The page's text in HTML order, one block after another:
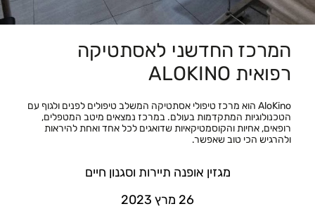
המרכז החדשני לאסתטיקה
רפואית ALOKINO
AloKino הוא מרכז טיפולי אסתטיקה המשלב טיפולים לפנים ולגוף עם
הטכנולוגיות המתקדמות בעולם. במרכז נמצאים מיטב המטפלים,
רופאים, אחיות והקוסמטיקאיות שדואגים לכל אחד ואחת להיראות
ולהרגיש הכי טוב שאפשר.
מגזין אופנה תיירות וסגנון חיים
26 מרץ 2023